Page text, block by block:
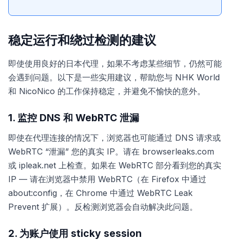
稳定运行和绕过检测的建议
即使使用良好的日本代理，如果不考虑某些细节，仍然可能
会遇到问题。以下是一些实用建议，帮助您与 NHK World
和 NicoNico 的工作保持稳定，并避免不愉快的意外。
1. 监控 DNS 和 WebRTC 泄漏
即使在代理连接的情况下，浏览器也可能通过 DNS 请求或
WebRTC “泄漏” 您的真实 IP。请在 browserleaks.com
或 ipleak.net 上检查。如果在 WebRTC 部分看到您的真实
IP — 请在浏览器中禁用 WebRTC（在 Firefox 中通过
about:config，在 Chrome 中通过 WebRTC Leak
Prevent 扩展）。反检测浏览器会自动解决此问题。
2. 为账户使用 sticky session